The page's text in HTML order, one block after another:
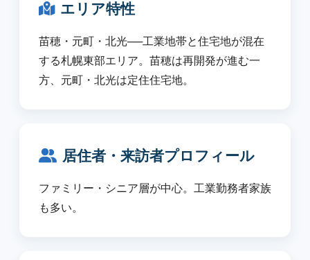
エリア特性
苗穂・元町・北光──工業地帯と住宅地が混在
する札幌東部エリア。苗穂は再開発が進む一
方、元町・北光は定住住宅地。
居住者・来訪者プロフィール
ファミリー・シニア層が中心。工業勤務者家族
も多い。